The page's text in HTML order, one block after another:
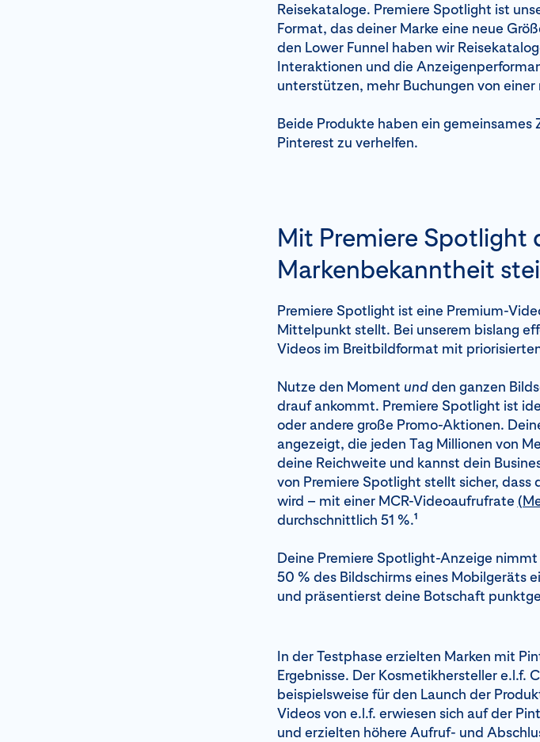
Reisekataloge. Premiere Spotlight ist
Format, das deiner Marke eine neue
den Lower Funnel haben wir
Interaktionen und die
unterstützen, mehr Buchungen von
Beide Produkte haben ein
Pinterest zu verhelfen.
Mit Premiere Spotlight
Markenbekanntheit
Premiere Spotlight ist eine Premium-
Mittelpunkt stellt. Bei unserem bislang
Videos im Breitbildformat mit
Nutze den Moment undden ganzen
drauf ankommt. Premiere Spotlight ist
oder andere große Promo-Aktionen.
angezeigt, die jeden Tag Millionen von
deine Reichweite und kannst dein
von Premiere Spotlight stellt sicher,
wird – mit einer MCR-Videoaufrufrate
durchschnittlich 51 %.1
Deine Premiere Spotlight-Anzeige
50 % des Bildschirms eines Mobilgeräts
und präsentierst deine Botschaft
In der Testphase erzielten Marken mit
Ergebnisse. Der Kosmetikhersteller e.l.f.
beispielsweise für den Launch der
Videos von e.l.f. erwiesen sich auf der
und erzielten höhere Aufruf- und